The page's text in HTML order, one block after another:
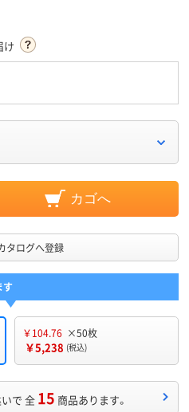
け
カゴへ
タログへ登録
す
￥104.76 ×50枚
￥5,238 (税込)
いで 全 15 商品あります。